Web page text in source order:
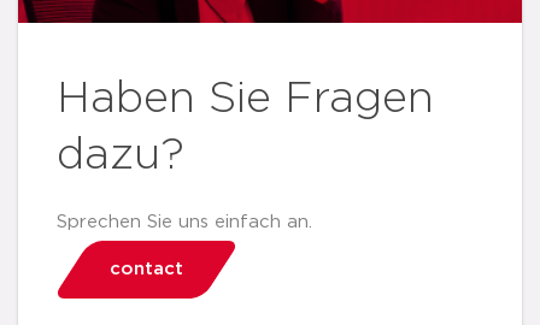
Haben Sie Fragen
dazu?
Sprechen Sie uns einfach an.
contact